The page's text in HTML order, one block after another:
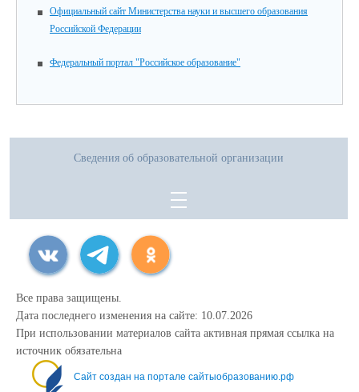
Официальный сайт Министерства науки и высшего образования
Российской Федерации
Федеральный портал "Российское образование"
Сведения об образовательной организации
Все права защищены.
Дата последнего изменения на сайте: 10.07.2026
При использовании материалов сайта активная прямая ссылка на
источник обязательна
Сайт создан на портале сайтыобразованию.рф